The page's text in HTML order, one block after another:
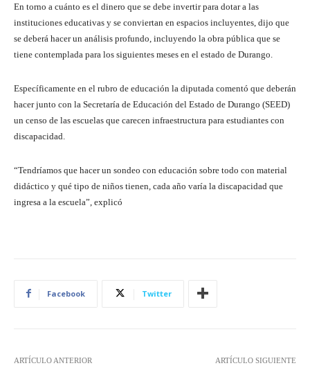
En torno a cuánto es el dinero que se debe invertir para dotar a las
instituciones educativas y se conviertan en espacios incluyentes, dijo que
se deberá hacer un análisis profundo, incluyendo la obra pública que se
tiene contemplada para los siguientes meses en el estado de Durango.
Específicamente en el rubro de educación la diputada comentó que deberán
hacer junto con la Secretaría de Educación del Estado de Durango (SEED)
un censo de las escuelas que carecen infraestructura para estudiantes con
discapacidad.
“Tendríamos que hacer un sondeo con educación sobre todo con material
didáctico y qué tipo de niños tienen, cada año varía la discapacidad que
ingresa a la escuela”, explicó
Facebook Twitter
ARTÍCULO ANTERIOR ARTÍCULO SIGUIENTE